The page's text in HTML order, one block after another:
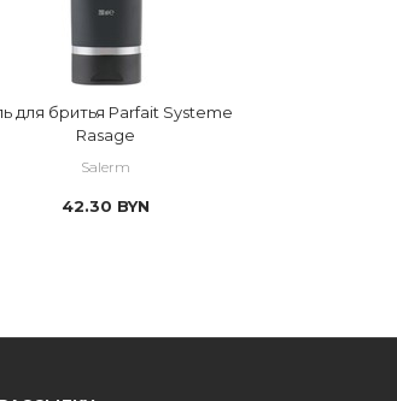
для бритья Parfait Systeme
Rasage
Salerm
42.30 BYN